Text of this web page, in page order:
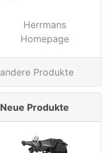
Herrmans
Homepage
andere Produkte
Neue Produkte